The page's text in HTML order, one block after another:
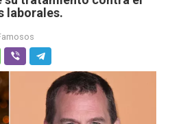
laborales.